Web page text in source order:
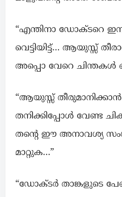
“എന്തിനാ ഡോക്ടറെ
വെട്ടിയിട്ട്… ആയുസ്സ്
അപ്പൊ വേറെ ചിന്തകൾ
“ആയുസ്സ്
തനിക്കിപ്പോൾ വേണ്ട
തന്റെ ഈ അനാവശ്യ
മാറ്റുക…”
“ഡോക്ടർ താങ്കളുടെ